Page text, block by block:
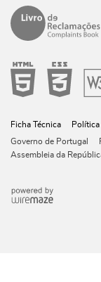
Ficha Técnica
Política
Governo de Portugal
Assembleia da